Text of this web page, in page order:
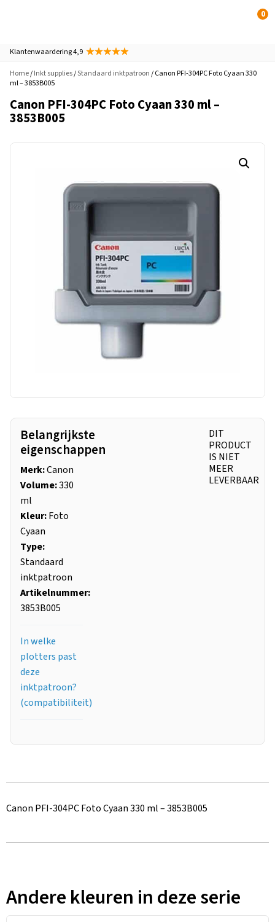
0
Klantenwaardering 4,9
Home/Inkt supplies/Standaard inktpatroon/ Canon PFI-304PC Foto Cyaan 330
ml – 3853B005
Canon PFI-304PC Foto Cyaan 330 ml –
3853B005
Belangrijkste
eigenschappen
Merk:Canon
Volume:330
ml
Kleur:Foto
Cyaan
Type:
Standaard
inktpatroon
Artikelnummer:
3853B005
In welke
plotters past
deze
inktpatroon?
(compatibiliteit)
DIT
PRODUCT
IS NIET
MEER
LEVERBAAR
Canon PFI-304PC Foto Cyaan 330 ml – 3853B005
Andere kleuren in deze serie